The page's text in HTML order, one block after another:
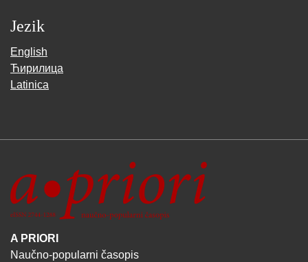
Jezik
English
Ћирилица
Latinica
A PRIORI
Naučno-popularni časopis